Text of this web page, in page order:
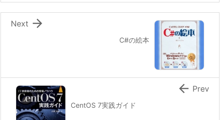
C#の絵本

Next
CentOS 7実践ガイド
 Prev